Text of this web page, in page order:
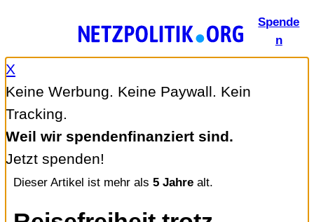
springen
Spende
n
X
Keine Werbung. Keine Paywall. Kein
Tracking.
Weil wir spendenfinanziert sind.
Jetzt spenden!
Dieser Artikel ist mehr als 5 Jahrealt.